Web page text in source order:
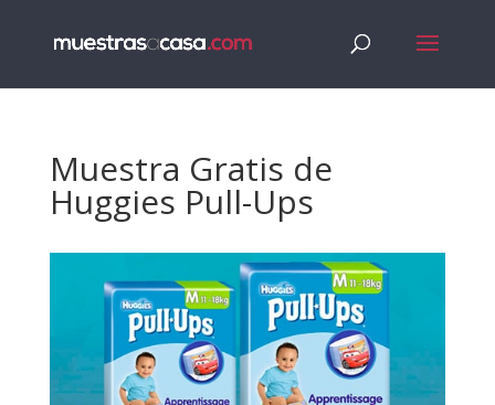
Muestra Gratis de
Huggies Pull-Ups